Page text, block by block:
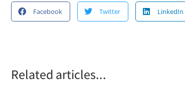
Facebook Twitter LinkedIn
Related articles...